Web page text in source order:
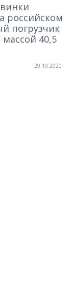
российском
погрузчик
массой 40,5
29.10.2020